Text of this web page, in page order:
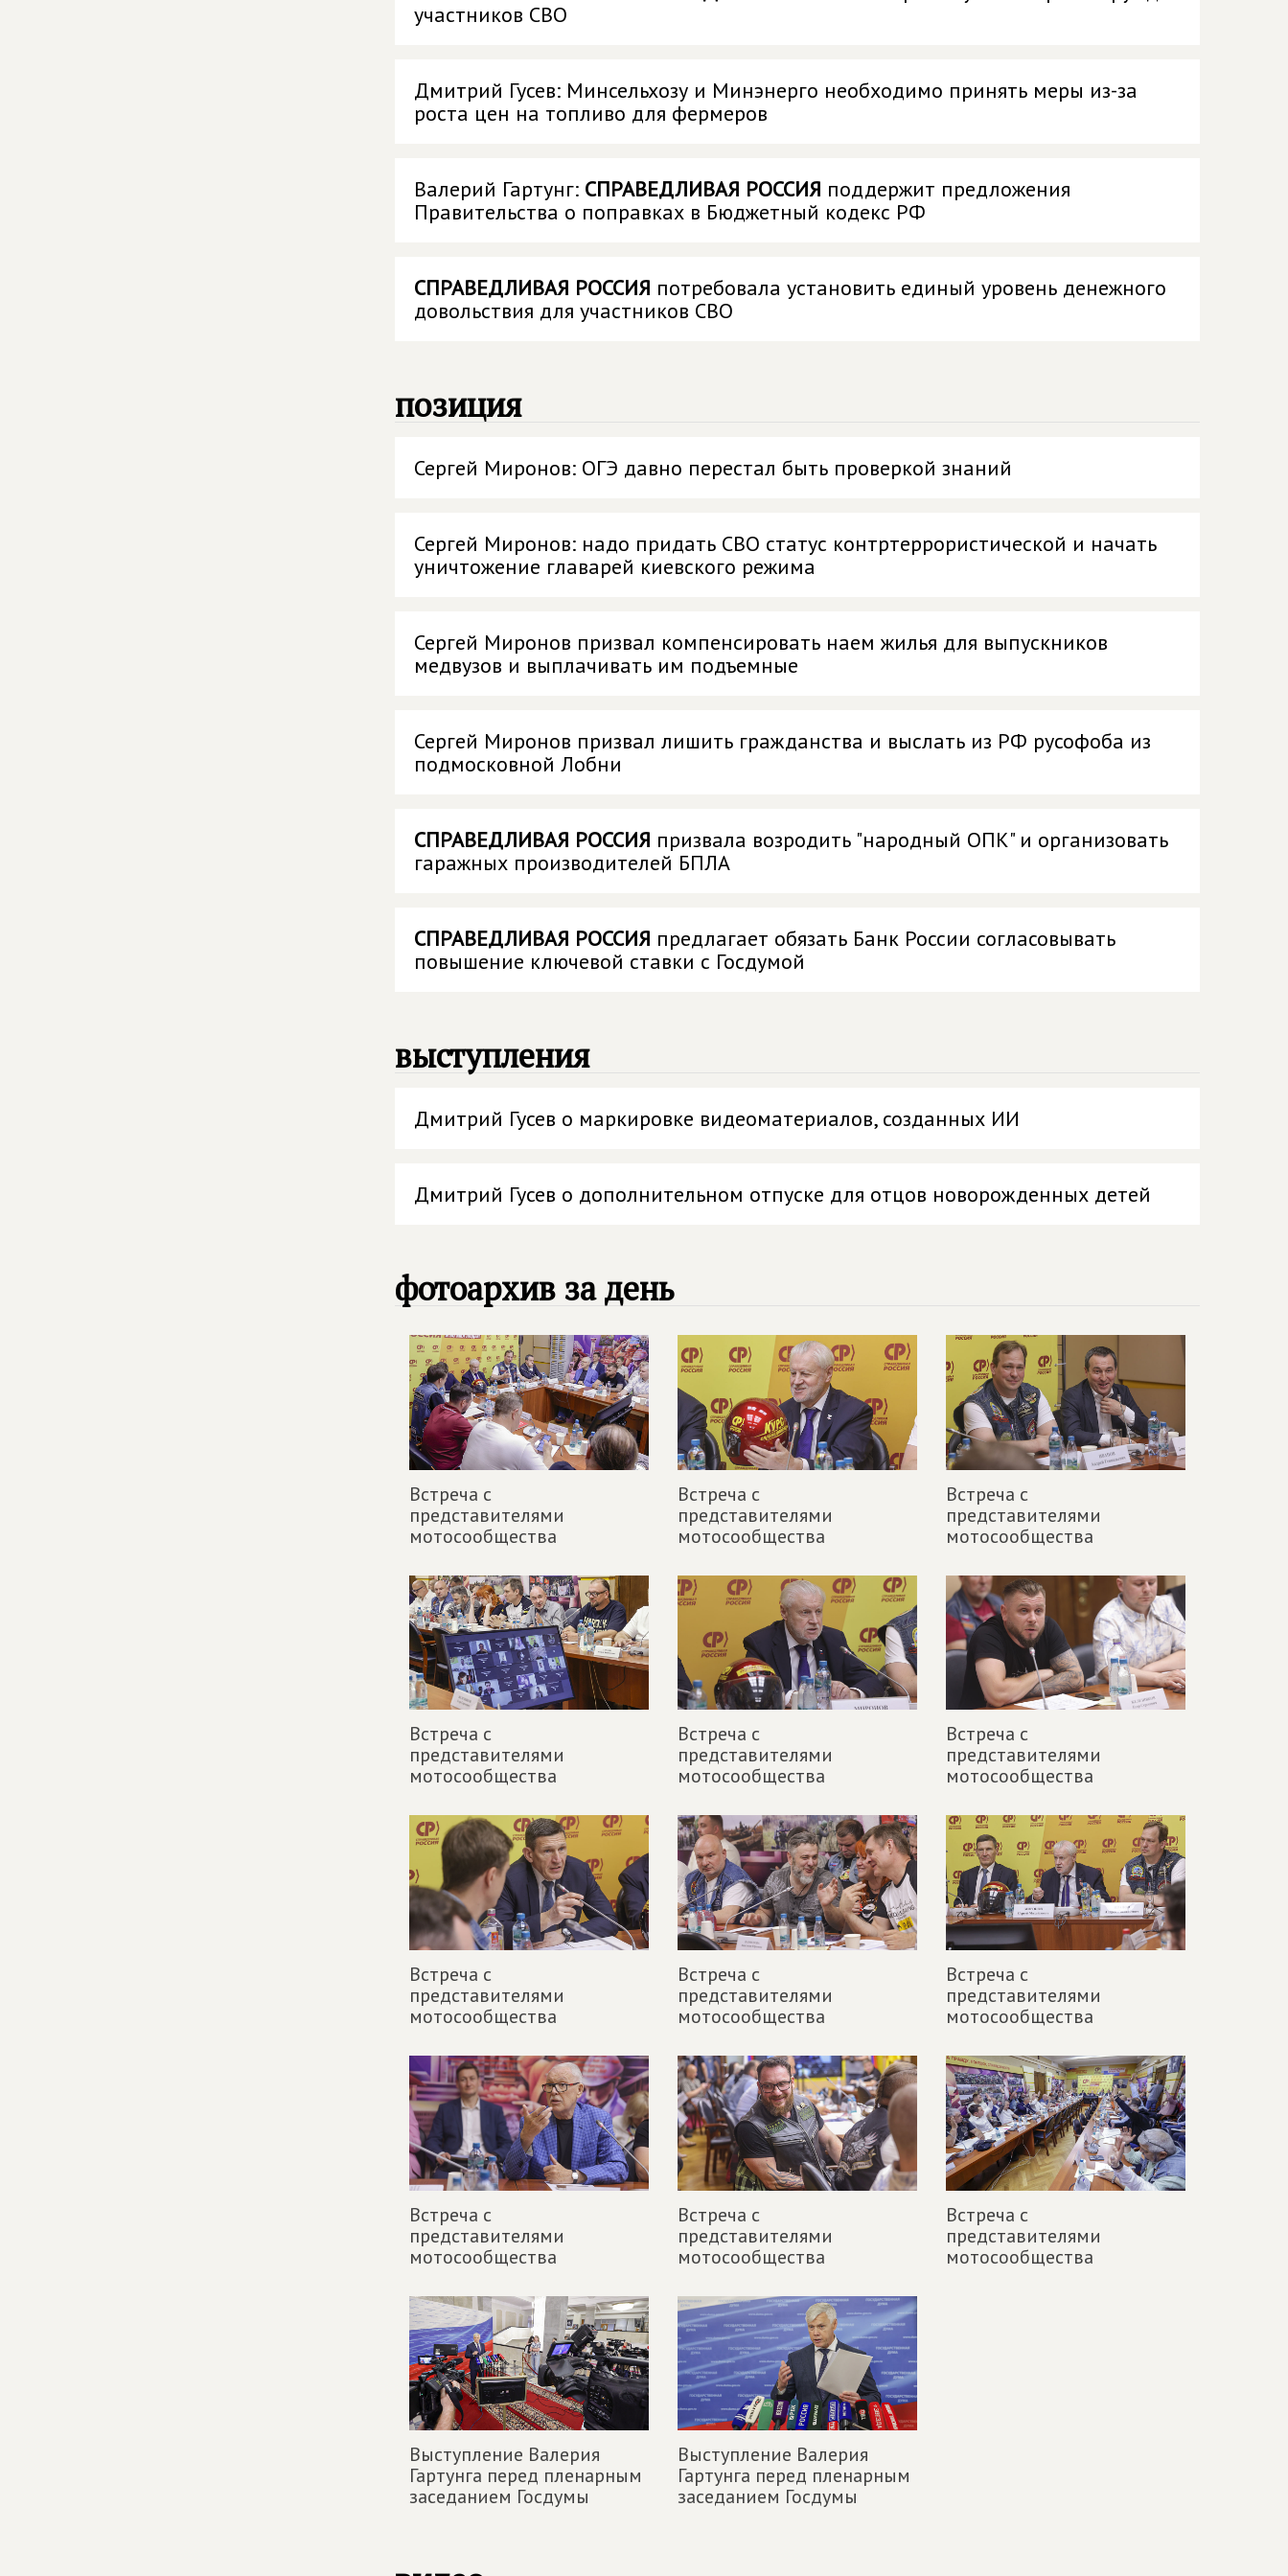
участников СВО
Дмитрий Гусев: Минсельхозу и Минэнерго необходимо принять меры из-за
роста цен на топливо для фермеров
Валерий Гартунг: СПРАВЕДЛИВАЯ РОССИЯ поддержит предложения
Правительства о поправках в Бюджетный кодекс РФ
СПРАВЕДЛИВАЯ РОССИЯ потребовала установить единый уровень денежного
довольствия для участников СВО
позиция
Сергей Миронов: ОГЭ давно перестал быть проверкой знаний
Сергей Миронов: надо придать СВО статус контртеррористической и начать
уничтожение главарей киевского режима
Сергей Миронов призвал компенсировать наем жилья для выпускников
медвузов и выплачивать им подъемные
Сергей Миронов призвал лишить гражданства и выслать из РФ русофоба из
подмосковной Лобни
СПРАВЕДЛИВАЯ РОССИЯ призвала возродить "народный ОПК" и организовать
гаражных производителей БПЛА
СПРАВЕДЛИВАЯ РОССИЯ предлагает обязать Банк России согласовывать
повышение ключевой ставки с Госдумой
выступления
Дмитрий Гусев о маркировке видеоматериалов, созданных ИИ
Дмитрий Гусев о дополнительном отпуске для отцов новорожденных детей
фотоархив за день
Встреча с
представителями
мотосообщества
Встреча с
представителями
мотосообщества
Встреча с
представителями
мотосообщества
Встреча с
представителями
мотосообщества
Встреча с
представителями
мотосообщества
Встреча с
представителями
мотосообщества
Встреча с
представителями
мотосообщества
Встреча с
представителями
мотосообщества
Встреча с
представителями
мотосообщества
Встреча с
представителями
мотосообщества
Встреча с
представителями
мотосообщества
Встреча с
представителями
мотосообщества
Выступление Валерия
Гартунга перед пленарным
заседанием Госдумы
Выступление Валерия
Гартунга перед пленарным
заседанием Госдумы